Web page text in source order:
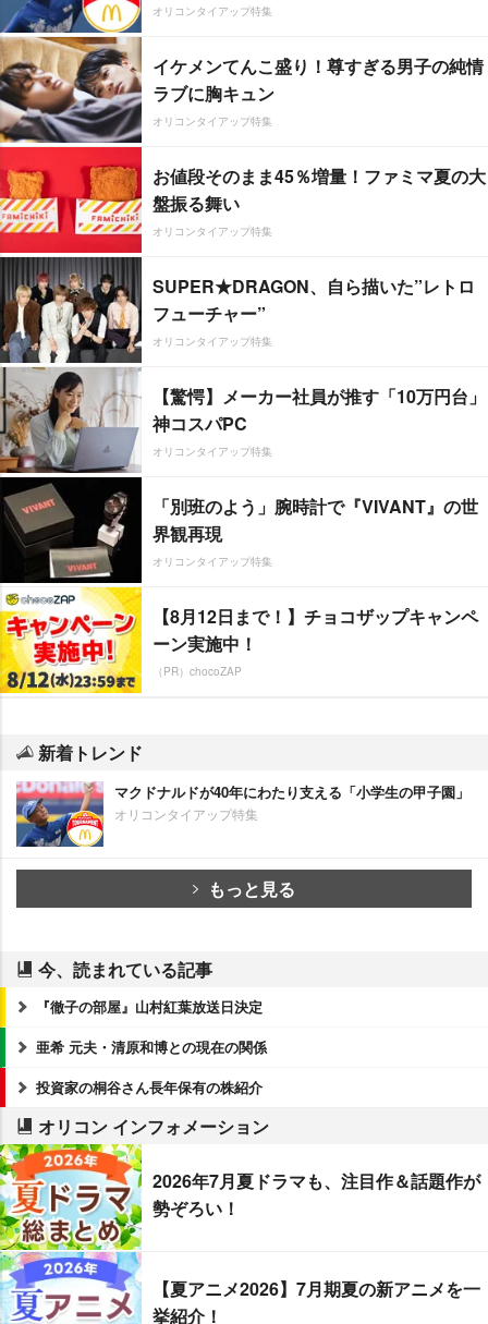
オリコンタイアップ特集
イケメンてんこ盛り！尊すぎる男子の純情
ラブに胸キュン
オリコンタイアップ特集
お値段そのまま45％増量！ファミマ夏の大
盤振る舞い
オリコンタイアップ特集
SUPER★DRAGON、自ら描いた”レトロ
フューチャー”
オリコンタイアップ特集
【驚愕】メーカー社員が推す「10万円台」
神コスパPC
オリコンタイアップ特集
「別班のよう」腕時計で『VIVANT』の世
界観再現
オリコンタイアップ特集
【8月12日まで！】チョコザップキャンペ
ーン実施中！
（PR）chocoZAP
新着トレンド
マクドナルドが40年にわたり支える「小学生の甲子園」
オリコンタイアップ特集
もっと見る
今、読まれている記事
『徹子の部屋』山村紅葉放送日決定
亜希 元夫・清原和博との現在の関係
投資家の桐谷さん長年保有の株紹介
オリコン インフォメーション
2026年7月夏ドラマも、注目作＆話題作が
勢ぞろい！
【夏アニメ2026】7月期夏の新アニメを一
挙紹介！